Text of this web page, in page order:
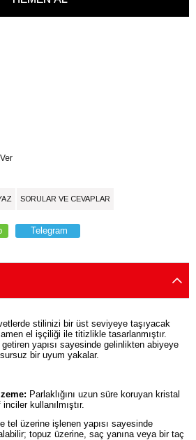
SORULAR VE CEVAPLAR
Telegram
stilinizi bir üst seviyeye taşıyacak
el işçiliği ile titizlikle tasarlanmıştır.
yapısı sayesinde gelinlikten abiyeye
bir uyum yakalar.
Parlaklığını uzun süre koruyan kristal
kullanılmıştır.
tel üzerine işlenen yapısı sayesinde
topuz üzerine, saç yanına veya bir taç